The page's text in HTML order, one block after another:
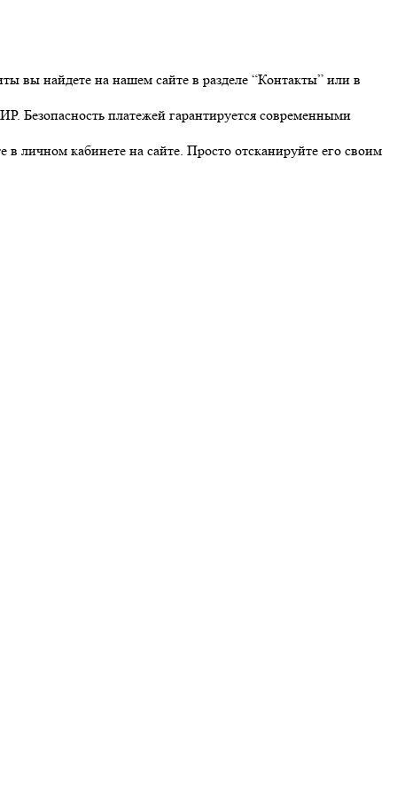
вы найдете на нашем сайте в разделе “Контакты” или в
Безопасность платежей гарантируется современными
личном кабинете на сайте. Просто отсканируйте его своим